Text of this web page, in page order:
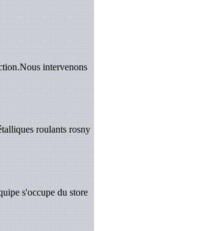
intervenons
roulants rosny
s'occupe du store